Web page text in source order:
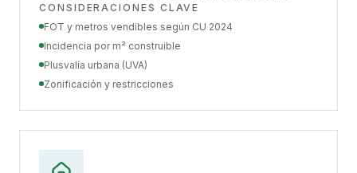
CONSIDERACIONES CLAVE
FOT y metros vendibles según CU 2024
Incidencia por m² construible
Plusvalía urbana (UVA)
Zonificación y restricciones